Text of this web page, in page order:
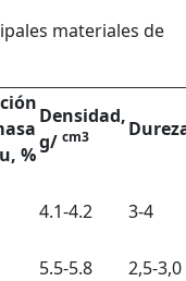
materiales de
%
Densidad,
g/ cm3
4.1-4.2
3-4
5.5-5.8
2,5-3,0